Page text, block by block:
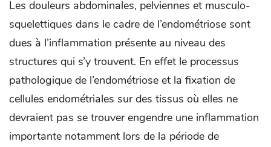
Les douleurs abdominales, pelviennes et musculo-
squelettiques dans le cadre de l’endométriose sont
dues à l’inflammation présente au niveau des
structures qui s’y trouvent. En effet le processus
pathologique de l’endométriose et la fixation de
cellules endométriales sur des tissus où elles ne
devraient pas se trouver engendre une inflammation
importante notamment lors de la période de